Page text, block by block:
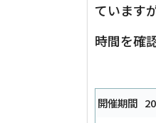
ています
時間を確
開催期間